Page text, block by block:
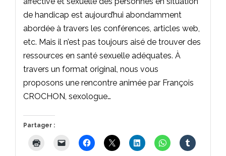
de handicap est aujourd’hui abondamment
abordée à travers les conférences, articles web,
etc. Mais il n’est pas toujours aisé de trouver des
ressources en santé sexuelle adéquates. À
travers un format original, nous vous
proposons une rencontre animée par François
CROCHON, sexologue…
Partager :